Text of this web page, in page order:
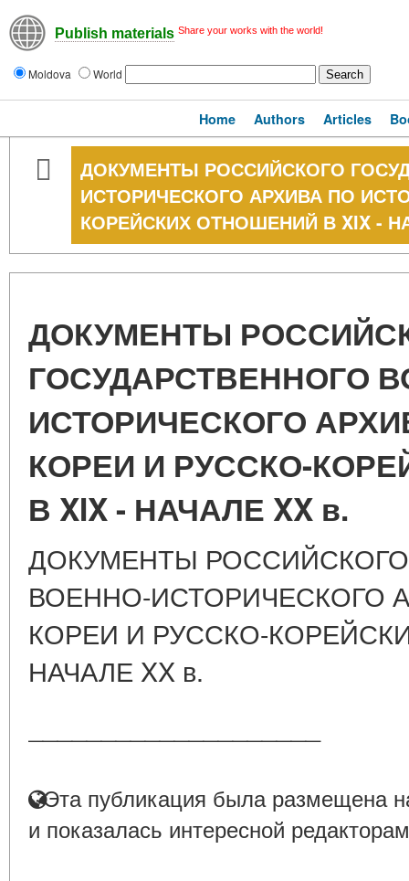
Publish materials Share your works with the world!
Moldova World
Home Authors Articles
ДОКУМЕНТЫ РОССИЙСКОГО
ИСТОРИЧЕСКОГО АРХИВА ПО
КОРЕЙСКИХ ОТНОШЕНИЙ В XIX -
ДОКУМЕНТЫ
ГОСУДАРСТВЕННОГО
ИСТОРИЧЕСКОГО
КОРЕИ И РУССКО-
В XIX - НАЧАЛЕ XX в.
ДОКУМЕНТЫ
ВОЕННО-ИСТОРИЧЕСКОГО
КОРЕИ И РУССКО-
НАЧАЛЕ XX в.
Эта публикация была размещена
и показалась интересной